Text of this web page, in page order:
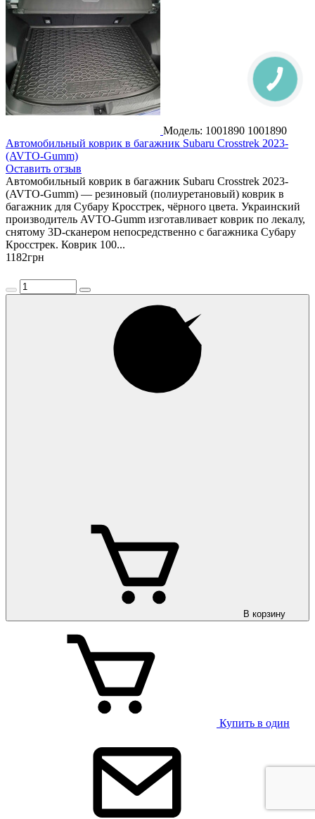
Модель: 1001890 1001890
Автомобильный коврик в багажник Subaru Crosstrek 2023-
(AVTO-Gumm)
Оставить отзыв
Автомобильный коврик в багажник Subaru Crosstrek 2023-
(AVTO-Gumm) — резиновый (полиуретановый) коврик в
багажник для Субару Кросстрек, чёрного цвета. Украинский
производитель AVTO-Gumm изготавливает коврик по лекалу,
снятому 3D-сканером непосредственно с багажника Субару
Кросстрек. Коврик 100...
1182грн
В корзину
Купить в один